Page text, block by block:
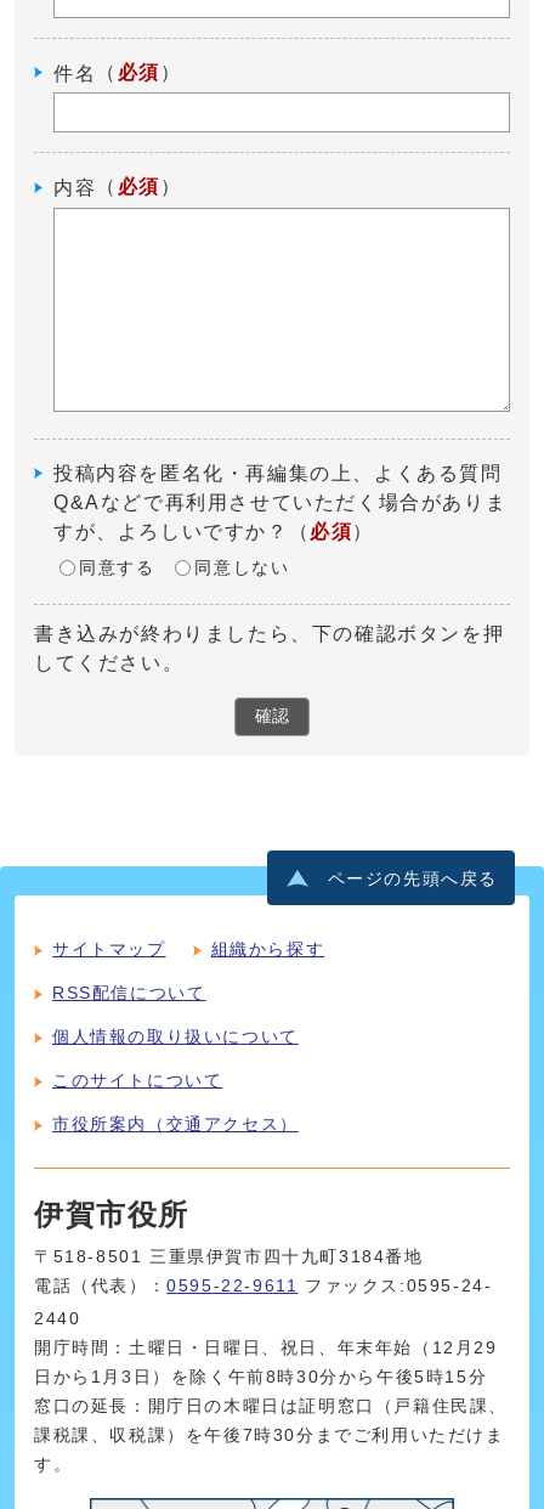
件名 （ 必須 ）
内容 （ 必須 ）
投稿内容を匿名化・再編集の上、よくある質問
Q&Aなどで再利用させていただく場合がありま
すが、よろしいですか？
（ 必須）
同意する 同意しない
書き込みが終わりましたら、下の確認ボタンを押
してください。
確認
ページの先頭へ戻る
サイトマップ 組織から探す
RSS配信について
個人情報の取り扱いについて
このサイトについて
市役所案内（交通アクセス）
伊賀市役所
〒518-8501 三重県伊賀市四十九町3184番地
電話（代表）：0595-22-9611 ファックス:0595-24-
2440
開庁時間：土曜日・日曜日、祝日、年末年始（12月29
日から1月3日）を除く午前8時30分から午後5時15分
窓口の延長：開庁日の木曜日は証明窓口（戸籍住民課、
課税課、収税課）を午後7時30分までご利用いただけま
す。